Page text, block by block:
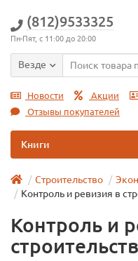
(812)9533325
Пн-Пят, с 11:00 до 20:00
Везде
Новости Акции
Отзывы покупателей
Книги
Строительство
Контроль и ревизия в
Контроль и